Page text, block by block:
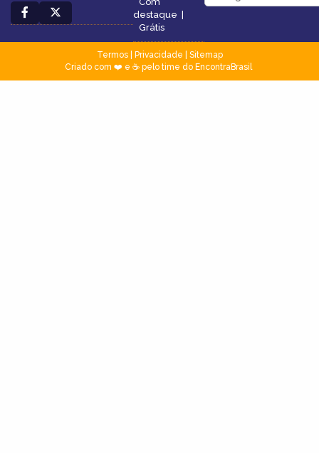
destaque
Grátis
Termos| Privacidade
Sitemap
Criado com ❤️ e ☕ pelo time do EncontraBrasil